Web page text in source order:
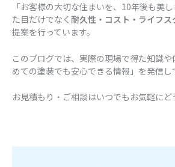
「お客様の大切な住まいを、10年後も美
た目だけでなく 耐久性・コスト・ライフス
提案を行っています。
このブログでは、実際の現場で得た知識
めての塗装でも安心できる情報」を発信し
お見積もり・ご相談はいつでもお気軽にど